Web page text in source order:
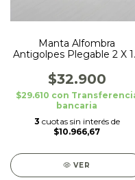
Manta Alfombra
Antigolpes Plegable 2 X
Panda/Pista
$32.900
$29.610 con
bancaria
3 cuotas sin interés de
$10.966,67
VER